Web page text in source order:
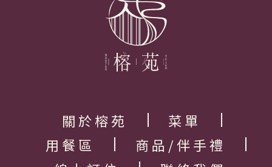
關於榕苑
菜單
用餐區
商品/伴手禮